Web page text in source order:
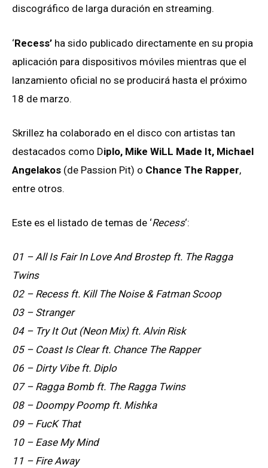
discográfico de larga duración en streaming.
‘Recess’ ha sido publicado directamente en su propia
aplicación para dispositivos móviles mientras que el
lanzamiento oficial no se producirá hasta el próximo
18 de marzo.
Skrillez ha colaborado en el disco con artistas tan
destacados como Diplo, Mike WiLL Made It, Michael
Angelakos (de Passion Pit) o Chance The Rapper,
entre otros.
Este es el listado de temas de ‘Recess‘:
01 – All Is Fair In Love And Brostep ft. The Ragga
Twins
02 – Recess ft. Kill The Noise & Fatman Scoop
03 – Stranger
04 – Try It Out (Neon Mix) ft. Alvin Risk
05 – Coast Is Clear ft. Chance The Rapper
06 – Dirty Vibe ft. Diplo
07 – Ragga Bomb ft. The Ragga Twins
08 – Doompy Poomp ft. Mishka
09 – FucK That
10 – Ease My Mind
11 – Fire Away